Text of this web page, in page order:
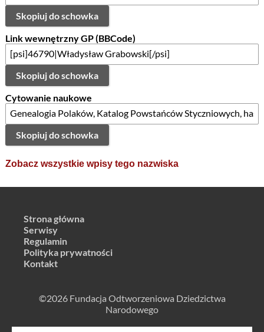
Skopiuj do schowka
Link wewnętrzny GP (BBCode)
Skopiuj do schowka
Cytowanie naukowe
Skopiuj do schowka
Zobacz wszystkie wpisy tego nazwiska
Strona główna
Serwisy
Regulamin
Polityka prywatności
Kontakt
©2026 Fundacja Odtworzeniowa Dziedzictwa
Narodowego